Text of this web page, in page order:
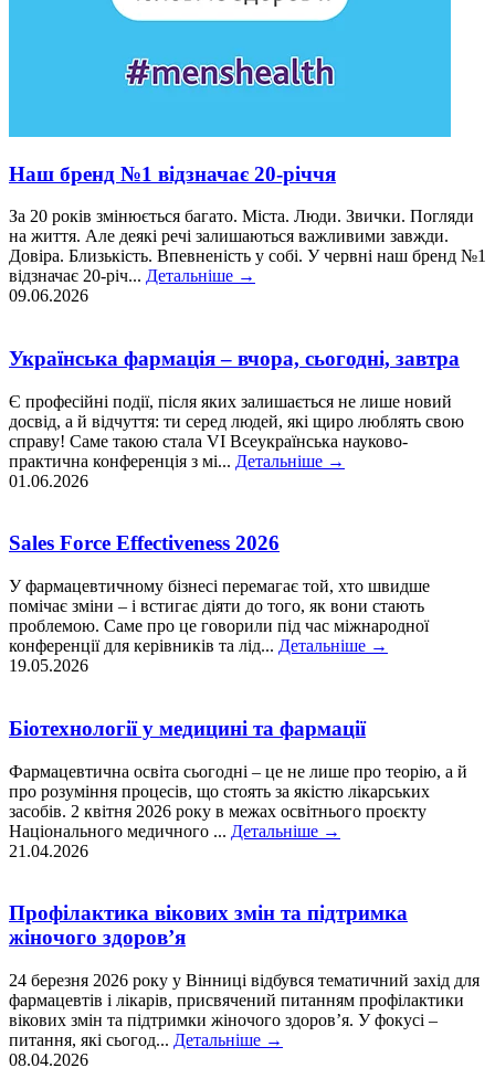
Наш бренд №1 відзначає 20-річчя
За 20 років змінюється багато. Міста. Люди. Звички. Погляди
на життя. Але деякі речі залишаються важливими завжди.
Довіра. Близькість. Впевненість у собі. У червні наш бренд №1
відзначає 20-річ... Детальніше →
09.06.2026
Українська фармація – вчора, сьогодні, завтра
Є професійні події, після яких залишається не лише новий
досвід, а й відчуття: ти серед людей, які щиро люблять свою
справу! Саме такою стала VI Всеукраїнська науково-
практична конференція з мі... Детальніше →
01.06.2026
Sales Force Effectiveness 2026
У фармацевтичному бізнесі перемагає той, хто швидше
помічає зміни – і встигає діяти до того, як вони стають
проблемою. Саме про це говорили під час міжнародної
конференції для керівників та лід... Детальніше →
19.05.2026
Біотехнології у медицині та фармації
Фармацевтична освіта сьогодні – це не лише про теорію, а й
про розуміння процесів, що стоять за якістю лікарських
засобів. 2 квітня 2026 року в межах освітнього проєкту
Національного медичного ... Детальніше →
21.04.2026
Профілактика вікових змін та підтримка
жіночого здоров’я
24 березня 2026 року у Вінниці відбувся тематичний захід для
фармацевтів і лікарів, присвячений питанням профілактики
вікових змін та підтримки жіночого здоров’я. У фокусі –
питання, які сьогод... Детальніше →
08.04.2026